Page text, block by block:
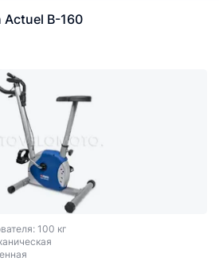
Actuel B-160
100 кг